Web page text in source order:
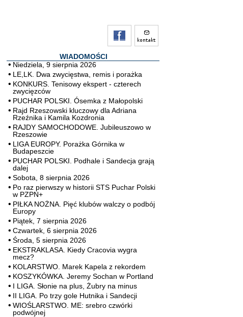
WIADOMOŚCI
Niedziela, 9 sierpnia 2026
LE,LK. Dwa zwycięstwa, remis i porażka
KONKURS. Tenisowy ekspert - czterech
zwycięzców
PUCHAR POLSKI. Ósemka z Małopolski
Rajd Rzeszowski kluczowy dla Adriana
Rzeźnika i Kamila Kozdronia
RAJDY SAMOCHODOWE. Jubileuszowo w
Rzeszowie
LIGA EUROPY. Porażka Górnika w
Budapeszcie
PUCHAR POLSKI. Podhale i Sandecja grają
dalej
Sobota, 8 sierpnia 2026
Po raz pierwszy w historii STS Puchar Polski
w PZPN+
PIŁKA NOŻNA. Pięć klubów walczy o podbój
Europy
Piątek, 7 sierpnia 2026
Czwartek, 6 sierpnia 2026
Środa, 5 sierpnia 2026
EKSTRAKLASA. Kiedy Cracovia wygra
mecz?
KOLARSTWO. Marek Kapela z rekordem
KOSZYKÓWKA. Jeremy Sochan w Portland
I LIGA. Słonie na plus, Żubry na minus
II LIGA. Po trzy gole Hutnika i Sandecji
WIOŚLARSTWO. ME: srebro czwórki
podwójnej